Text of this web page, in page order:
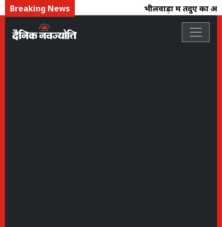
Breaking News भीलवाड़ा में तेंदुए का